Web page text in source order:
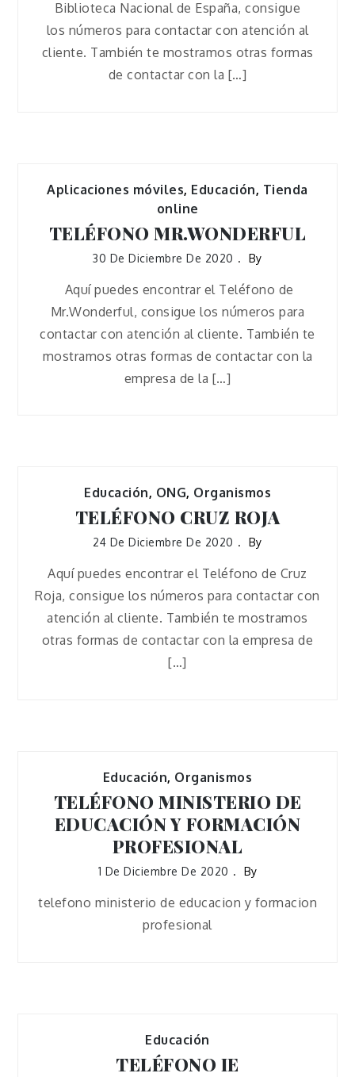
Biblioteca Nacional de España, consigue
los números para contactar con atención al
cliente. También te mostramos otras formas
de contactar con la […]
Aplicaciones móviles, Educación, Tienda
online
TELÉFONO MR.WONDERFUL
30 De Diciembre De 2020 By
Aquí puedes encontrar el Teléfono de
Mr.Wonderful, consigue los números para
contactar con atención al cliente. También te
mostramos otras formas de contactar con la
empresa de la […]
Educación, ONG, Organismos
TELÉFONO CRUZ ROJA
24 De Diciembre De 2020 By
Aquí puedes encontrar el Teléfono de Cruz
Roja, consigue los números para contactar con
atención al cliente. También te mostramos
otras formas de contactar con la empresa de
[…]
Educación, Organismos
TELÉFONO MINISTERIO DE
EDUCACIÓN Y FORMACIÓN
PROFESIONAL
1 De Diciembre De 2020 By
telefono ministerio de educacion y formacion
profesional
Educación
TELÉFONO IE